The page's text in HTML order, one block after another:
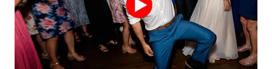
WN
TANJUNG
LESUNG